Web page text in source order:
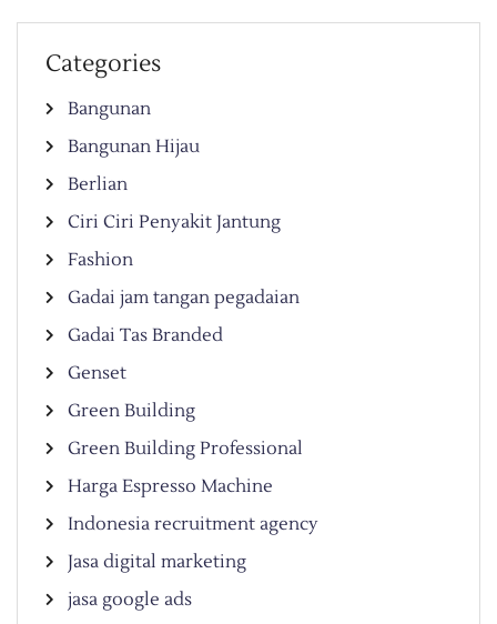
Categories
Bangunan
Bangunan Hijau
Berlian
Ciri Ciri Penyakit Jantung
Fashion
Gadai jam tangan pegadaian
Gadai Tas Branded
Genset
Green Building
Green Building Professional
Harga Espresso Machine
Indonesia recruitment agency
Jasa digital marketing
jasa google ads